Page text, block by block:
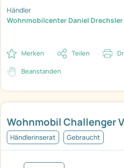
Wohnmobil Challenger
Händlerinserat Gebraucht
Händler
Wohnmobilcenter Daniel Drechsler
Merken Teilen
Beanstanden